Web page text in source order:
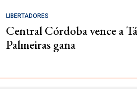
LIBERTADORES
Central Córdoba vence a
Palmeiras gana